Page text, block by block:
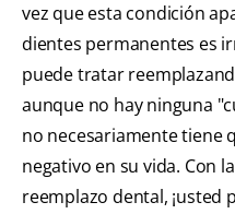
vez que esta condición
dientes permanentes es
puede tratar
aunque no hay ninguna
no necesariamente tiene
negativo en su vida. Con
reemplazo dental, ¡usted